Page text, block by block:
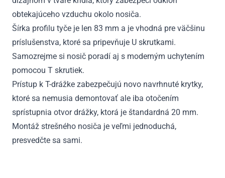
obtekajúceho vzduchu okolo nosiča.
Šírka profilu tyče je len 83 mm a je vhodná pre väčšinu
príslušenstva, ktoré sa pripevňuje U skrutkami.
Samozrejme si nosič poradí aj s moderným uchytením
pomocou T skrutiek.
Prístup k T-drážke zabezpečujú novo navrhnuté krytky,
ktoré sa nemusia demontovať ale iba otočením
sprístupnia otvor drážky, ktorá je štandardná 20 mm.
Montáž strešného nosiča je veľmi jednoduchá,
presvedčte sa sami.